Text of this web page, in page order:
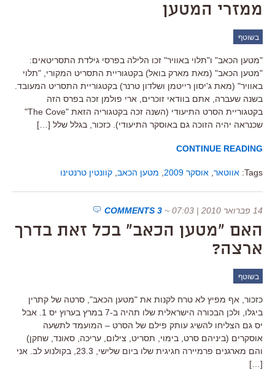
ממזרי המטען
בשוטף
"מטען הכאב" ו"תלוי באוויר" זכו הלילה בפרסי גילדת התסריטאים:
"מטען הכאב" (מאת מארק בואל) בקטגוריית התסריט המקורי, "תלוי
באוויר" (מאת ג'יסון רייטמן ושלדון טרנר) בקטגוריית התסריט המעובד.
בשנה שעברה, אתם בוודאי זוכרים, ארי פולמן זכה בפרס הזה
בקטגוריית הסרט התיעודי (השנה זכה בקטגוריה הזאת "The Cove"
שכנראה יהיה הזוכה גם באוסקר התיעודי). כזכור, בגלל שלל […]
CONTINUE READING
Tags: אווטאר אוסקר 2009 מטען הכאב קוונטין טרנטינו
14 פברואר 2010 | 07:03 ~
3 COMMENTS
האם "מטען הכאב" בכל זאת בדרך
ארצה?
בשוטף
כזכור, אף מפיץ לא טרח לקנות את "מטען הכאב", סרטה של קתרין
ביגלו, ולכן הבכורה הישראלית שלו תהיה ב-7 במרץ בערוץ יס 1. אבל
יס גם הצליחו להשיג עותק פילם של הסרט – המועמד לתשעה
אוסקרים (ביניהם סרט, בימוי, תסריט, צילום, עריכה, סאונד, שחקן)
והם מארגנים פרמיירה חגיגית שלו ביום שלישי, 23.3, בקולנוע לב. אני
[…]